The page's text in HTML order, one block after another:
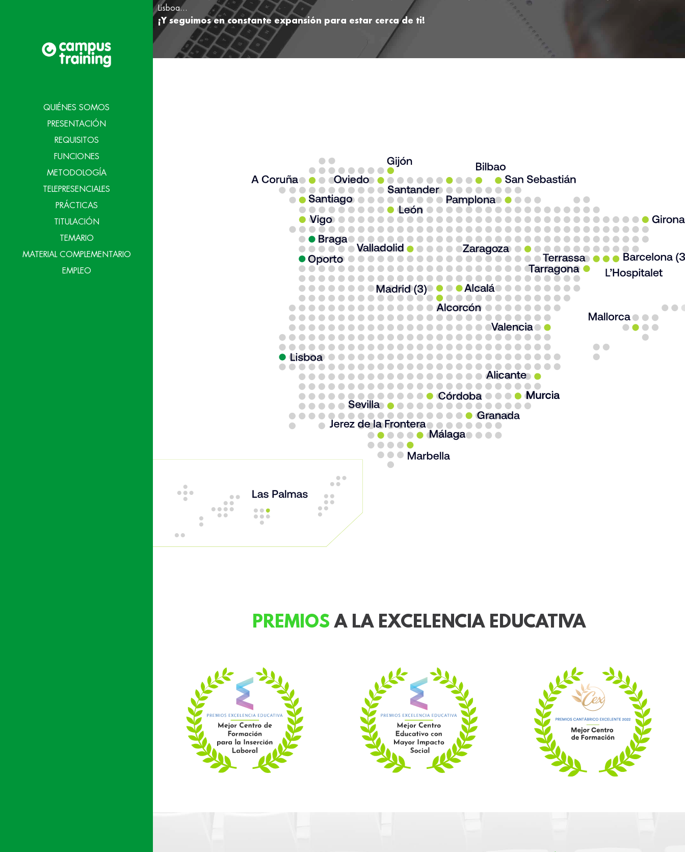
QUIÉNES SOMOS
PRESENTACIÓN
REQUISITOS
FUNCIONES
METODOLOGÍA
TELEPRESENCIALES
PRÁCTICAS
TITULACIÓN
TEMARIO
MATERIAL COMPLEMENTARIO
EMPLEO
Lisboa...
¡Y seguimos en constante expansión para estar cerca de ti!
PREMIOS A LA EXCELENCIA EDUCATIVA